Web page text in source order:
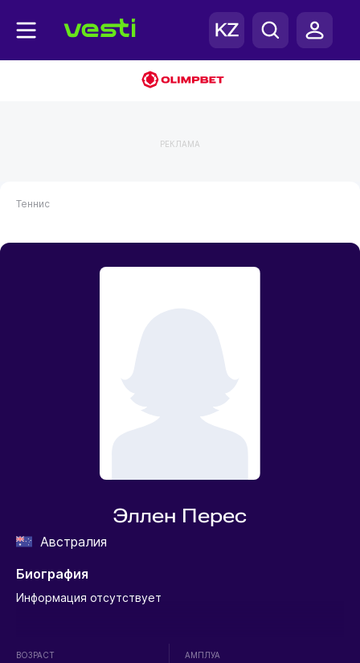
РЕКЛАМА
Теннис
Эллен Перес
Австралия
Биография
Информация отсутствует
ВОЗРАСТ АМПЛУА